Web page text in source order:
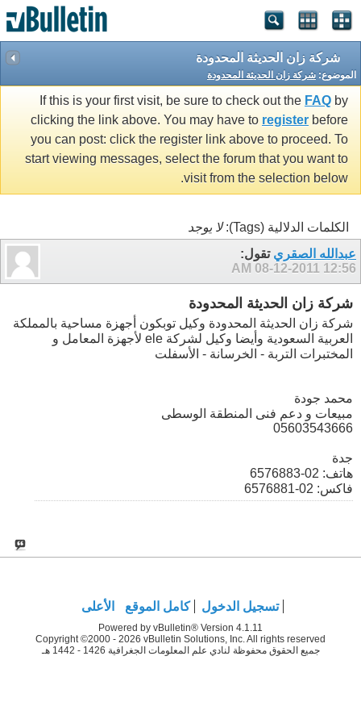
شركة زان الحديثة المحدودة
الموضوع: شركة زان الحديثة المحدودة
If this is your first visit, be sure to check out the FAQ by
clicking the link above. You may have to register before
you can post: click the register link above to proceed. To
start viewing messages, select the forum that you want to
visit from the selection below.
الكلمات الدلالية (Tags):
لا يوجد
عبدالله الصقري تقول:
08-12-2011 12:56 AM
شركة زان الحديثة المحدودة
شركة زان الحديثة المحدودة وكيل توبكون أجهزة مساحية بالمملكة
العربية السعودية وأيضا وكيل لشركة ele لأجهزة المعامل و
المختبرات التربة - الخرسانة - الأسفلت
محمد جودة
مبيعات و دعم فنى المنطقة الوسطى
05603543666
جدة
هاتف: 02-6576883
فاكس: 02-6576881
تسجيل الدخول كامل الموقع الأعلى
Powered by vBulletin® Version 4.1.11
Copyright ©2000 - 2026 vBulletin Solutions, Inc. All rights reserved
جميع الحقوق محفوظة لنادي علم المعلومات الجغرافية 1426 - 1442 هـ